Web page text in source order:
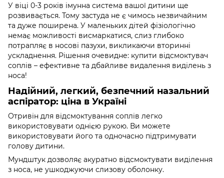
У віці 0-3 років імунна система вашої дитини ще
розвивається. Тому застуда не є чимось незвичайним
та дуже поширена. У маленьких дітей фізіологічно
немає можливості висмаркатися, слиз глибоко
потрапляє в носові пазухи, викликаючи вторинні
ускладнення. Рішення очевидне: купити відсмоктувач
соплів – ефективне та дбайливе видалення виділень з
носа!
Надійний, легкий, безпечний назальний
аспіратор: ціна в Україні
Отривін для відсмоктування соплів легко
використовувати однією рукою. Ви можете
використовувати його та одночасно підтримувати
голову дитини.
Мундштук дозволяє акуратно відсмоктувати виділення
з носа, не ушкоджуючи слизову оболонку.